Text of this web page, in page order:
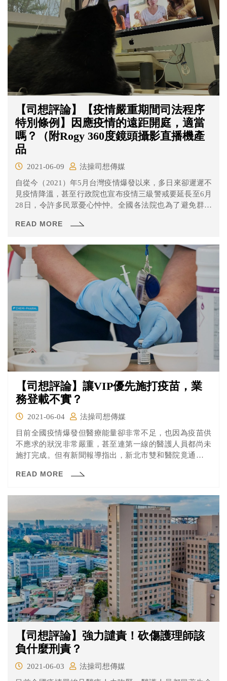
【司想評論】【疫情嚴重期間司法程序
特別條例】因應疫情的遠距開庭，適當
嗎？（附Rogy 360度鏡頭攝影直播機產
品
2021-06-09
法操司想傳媒
自從今（2021）年5月台灣疫情爆發以來，多日來卻遲遲不
見疫情降溫，甚至行政院也宣布疫情三級警戒要延長至6月
28日，令許多民眾憂心忡忡。全國各法院也為了避免群聚
長期無法審理也會造成人民的權益受到耽誤。
READ MORE
【司想評論】讓VIP優先施打疫苗，業
務登載不實？
2021-06-04
法操司想傳媒
目前全國疫情爆發但醫療能量卻非常不足，也因為疫苗供
不應求的狀況非常嚴重，甚至連第一線的醫護人員都尚未
施打完成。但有新聞報導指出，新北市雙和醫院竟通知醫
射，據傳基層人員還要聽從高層指令，在接種紀錄上替這
疑。另外，立委黃昭順日前也被爆料，在高雄義大醫院有
READ MORE
【司想評論】強力譴責！砍傷護理師該
負什麼刑責？
2021-06-03
法操司想傳媒